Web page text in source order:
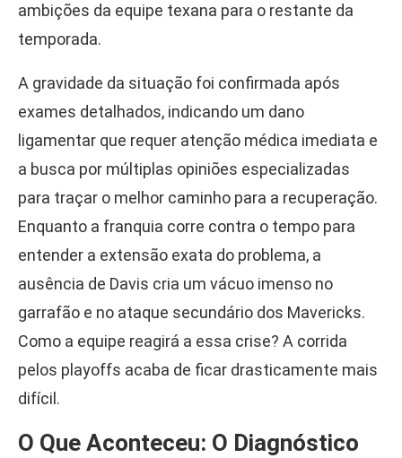
ambições da equipe texana para o restante da
temporada.
A gravidade da situação foi confirmada após
exames detalhados, indicando um dano
ligamentar que requer atenção médica imediata e
a busca por múltiplas opiniões especializadas
para traçar o melhor caminho para a recuperação.
Enquanto a franquia corre contra o tempo para
entender a extensão exata do problema, a
ausência de Davis cria um vácuo imenso no
garrafão e no ataque secundário dos Mavericks.
Como a equipe reagirá a essa crise? A corrida
pelos playoffs acaba de ficar drasticamente mais
difícil.
O Que Aconteceu: O Diagnóstico